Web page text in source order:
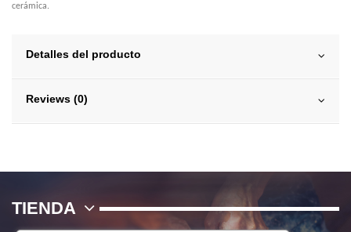
cerámica.
Detalles del producto
Reviews (0)
TIENDA